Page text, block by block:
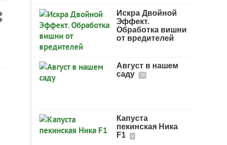
Искра Двойной
Эффект.
Обработка вишни
от вредителей
Август в нашем
саду
20
Капуста
пекинская Ника
F1
6